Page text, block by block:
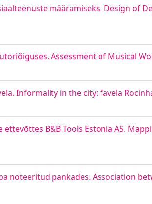
määramiseks. Design of
Assessment of Musical
Informality in the city: favela
B&B Tools Estonia AS.
noteeritud pankades. Association